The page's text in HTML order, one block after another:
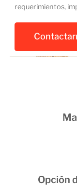
requerimientos,
Opción